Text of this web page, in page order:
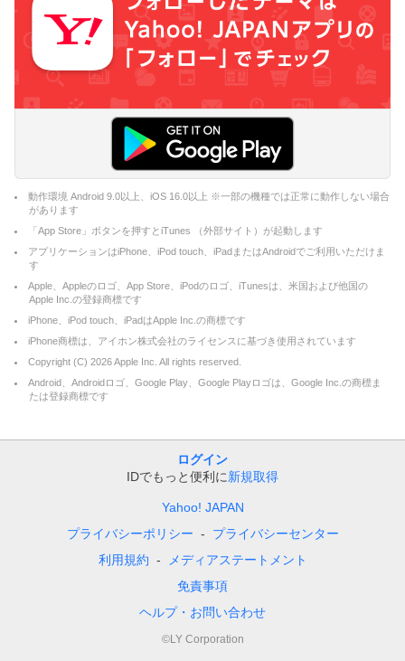
動作環境 Android 9.0以上、iOS 16.0以上 ※一部の機種では正常に動作しない場合
があります
「App Store」ボタンを押すとiTunes （外部サイト）が起動します
アプリケーションはiPhone、iPod touch、iPadまたはAndroidでご利用いただけま
す
Apple、Appleのロゴ、App Store、iPodのロゴ、iTunesは、米国および他国の
Apple Inc.の登録商標です
iPhone、iPod touch、iPadはApple Inc.の商標です
iPhone商標は、アイホン株式会社のライセンスに基づき使用されています
Copyright (C) 2026Apple Inc. All rights reserved.
Android、Androidロゴ、Google Play、Google Playロゴは、Google Inc.の商標ま
たは登録商標です
ログイン
IDでもっと便利に新規取得
Yahoo! JAPAN
プライバシーポリシー
プライバシーセンター
利用規約
メディアステートメント
免責事項
ヘルプ・お問い合わせ
©LY Corporation